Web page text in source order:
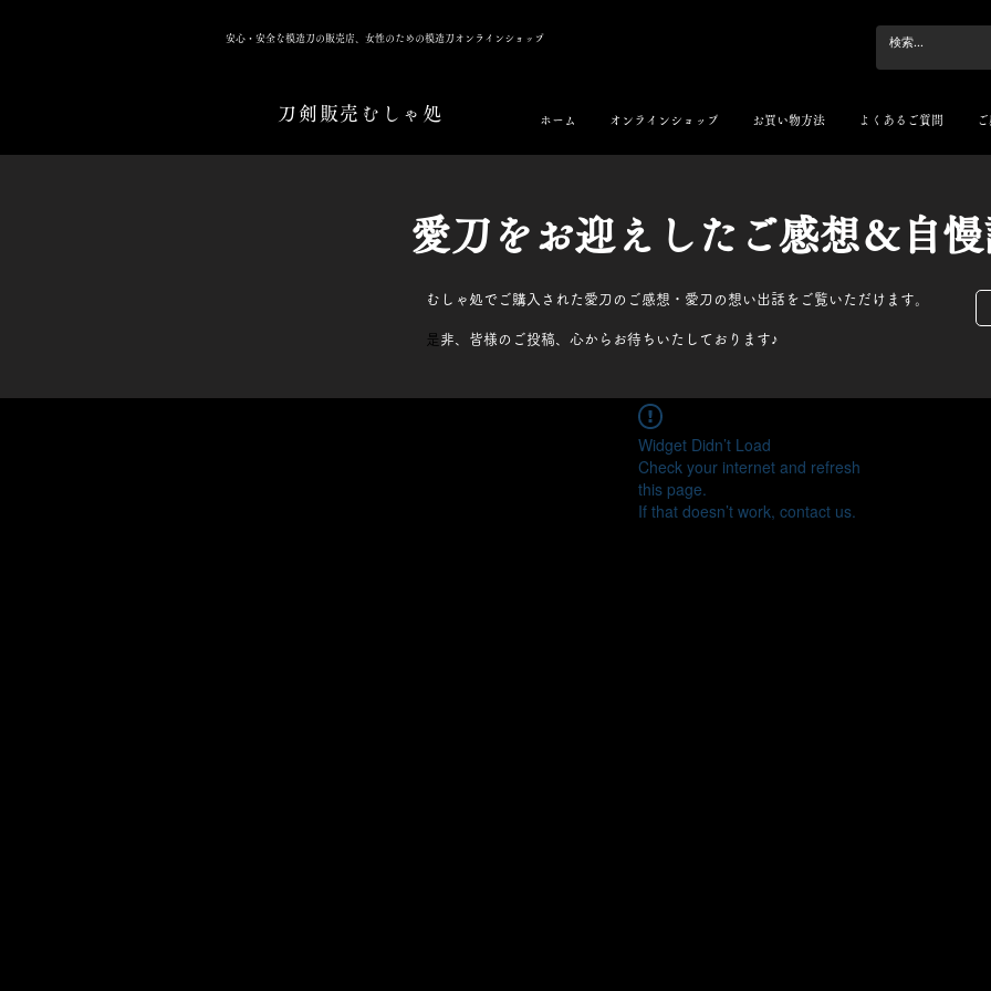
安心・安全な模造刀の販売店、女性のための模造刀オンラインショップ
刀剣販売むしゃ処 ホーム オンラインショップ お買い物方法 よくあるご質問
愛刀をお迎えしたご感想＆自
むしゃ処でご購入された愛刀のご感想・愛刀の想い出話をご覧いただけます。
​ 是非、皆様のご投稿、心からお待ちいたしております♪
Widget Didn’t Load
Check your internet and refresh
this page.
If that doesn’t work, contact us.